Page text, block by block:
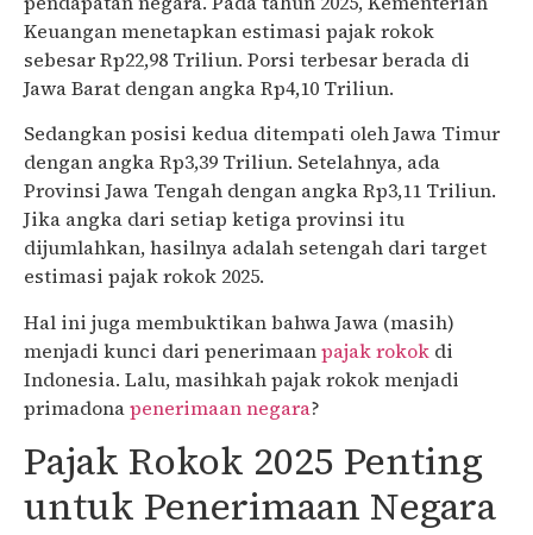
Keuangan menetapkan estimasi pajak rokok
sebesar Rp22,98 Triliun. Porsi terbesar berada di
Jawa Barat dengan angka Rp4,10 Triliun.
Sedangkan posisi kedua ditempati oleh Jawa Timur
dengan angka Rp3,39 Triliun. Setelahnya, ada
Provinsi Jawa Tengah dengan angka Rp3,11 Triliun.
Jika angka dari setiap ketiga provinsi itu
dijumlahkan, hasilnya adalah setengah dari target
estimasi pajak rokok 2025.
Hal ini juga membuktikan bahwa Jawa (masih)
menjadi kunci dari penerimaanpajak rokok di
Indonesia. Lalu, masihkah pajak rokok menjadi
primadonapenerimaan negara?
Pajak Rokok 2025 Penting
untuk Penerimaan Negara